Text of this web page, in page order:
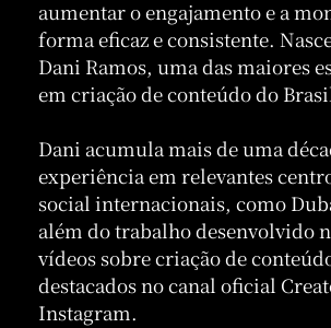
aumentar o engajamento e a
forma eficaz e consistente.
Dani Ramos, uma das maiores
em criação de conteúdo do
Dani acumula mais de uma
experiência em relevantes
social internacionais, como
além do trabalho desenvolvido
vídeos sobre criação de
destacados no canal oficial
Instagram.